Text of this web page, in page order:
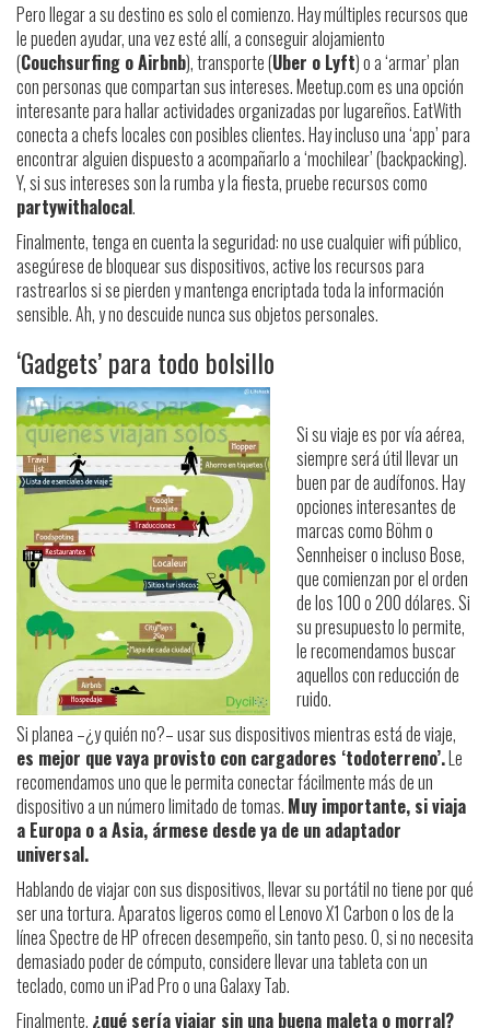
Pero llegar a su destino es solo el comienzo. Hay múltiples recursos que
le pueden ayudar, una vez esté allí, a conseguir alojamiento
(Couchsurfing o Airbnb), transporte (Uber o Lyft) o a ‘armar’ plan
con personas que compartan sus intereses. Meetup.com es una opción
interesante para hallar actividades organizadas por lugareños. EatWith
conecta a chefs locales con posibles clientes. Hay incluso una ‘app’ para
encontrar alguien dispuesto a acompañarlo a ‘mochilear’ (backpacking).
Y, si sus intereses son la rumba y la fiesta, pruebe recursos como
partywithalocal.
Finalmente, tenga en cuenta la seguridad: no use cualquier wifi público,
asegúrese de bloquear sus dispositivos, active los recursos para
rastrearlos si se pierden y mantenga encriptada toda la información
sensible. Ah, y no descuide nunca sus objetos personales.
‘Gadgets’ para todo bolsillo
Si su viaje es por vía aérea,
siempre será útil llevar un
buen par de audífonos. Hay
opciones interesantes de
marcas como Böhm o
Sennheiser o incluso Bose,
que comienzan por el orden
de los 100 o 200 dólares. Si
su presupuesto lo permite,
le recomendamos buscar
aquellos con reducción de
ruido.
Si planea –¿y quién no?– usar sus dispositivos mientras está de viaje,
es mejor que vaya provisto con cargadores ‘todoterreno’.Le
recomendamos uno que le permita conectar fácilmente más de un
dispositivo a un número limitado de tomas. Muy importante, si viaja
a Europa o a Asia, ármese desde ya de un adaptador
universal.
Hablando de viajar con sus dispositivos, llevar su portátil no tiene por qué
ser una tortura. Aparatos ligeros como el Lenovo X1 Carbon o los de la
línea Spectre de HP ofrecen desempeño, sin tanto peso. O, si no necesita
demasiado poder de cómputo, considere llevar una tableta con un
teclado, como un iPad Pro o una Galaxy Tab.
Finalmente, ¿qué sería viajar sin una buena maleta o morral?